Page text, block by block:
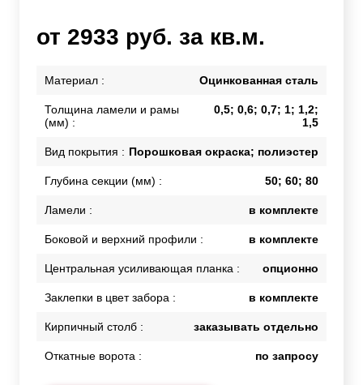
от 2933 руб. за кв.м.
Материал : Оцинкованная сталь
Толщина ламели и рамы
(мм) :
0,5; 0,6; 0,7; 1; 1,2;
1,5
Вид покрытия : Порошковая окраска; полиэстер
Глубина секции (мм) : 50; 60; 80
Ламели : в комплекте
Боковой и верхний профили : в комплекте
Центральная усиливающая планка : опционно
Заклепки в цвет забора : в комплекте
Кирпичный столб : заказывать отдельно
Откатные ворота : по запросу